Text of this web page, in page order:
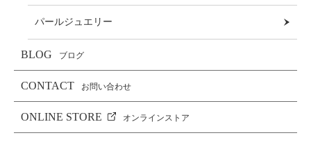
パールジュエリー
BLOG ブログ
CONTACT お問い合わせ
ONLINE STORE オンラインストア